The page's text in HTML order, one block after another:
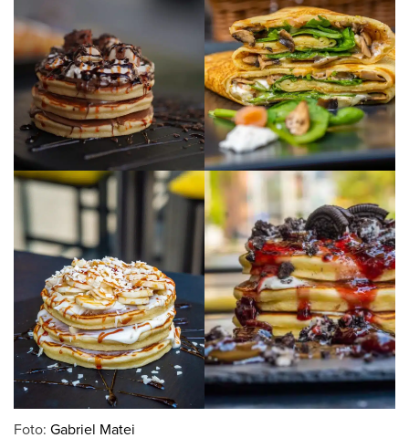
Foto: Gabriel Matei